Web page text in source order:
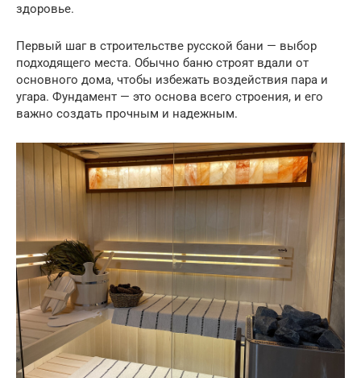
здоровье.
Первый шаг в строительстве русской бани — выбор
подходящего места. Обычно баню строят вдали от
основного дома, чтобы избежать воздействия пара и
угара. Фундамент — это основа всего строения, и его
важно создать прочным и надежным.